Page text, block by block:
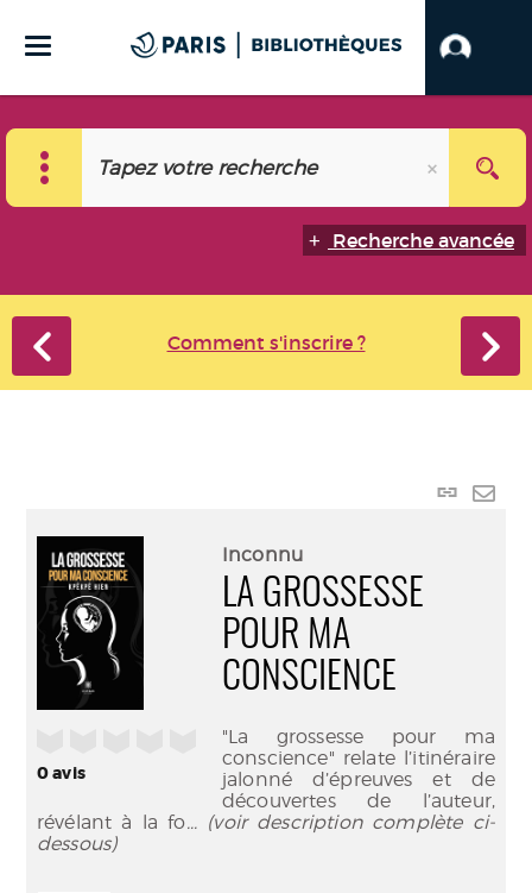
Recherche avancée
Comment s'inscrire ?
Lien
0avis
Inconnu
LA GROSSESSE
POUR MA
CONSCIENCE
"La grossesse pour ma
conscience" relate l’itinéraire
jalonné d’épreuves et de
découvertes de l’auteur,
révélant à la fo... (voir description complète ci-
dessous)